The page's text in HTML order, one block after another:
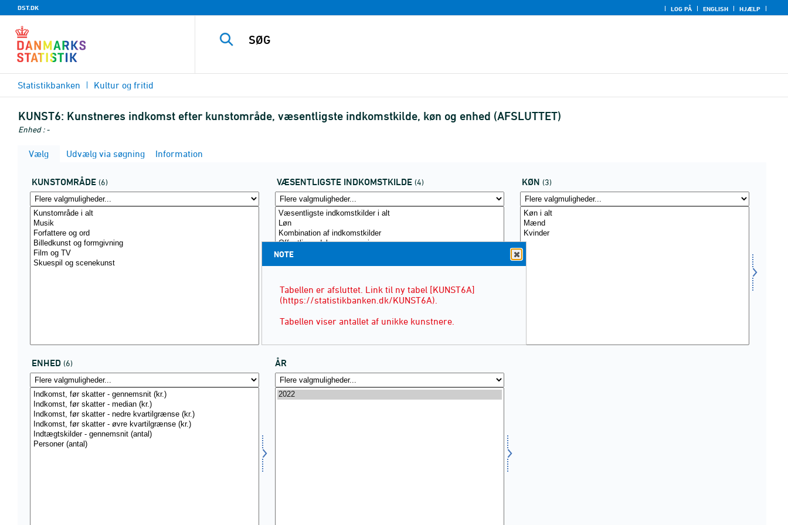
DST.DK LOG PÅ ENGLISH HJÆLP
Statistikbanken Kultur og fritid
KUNST6: Kunstneres indkomst efter kunstområde, væsentligste indkomstkilde, køn og enhed (AFSLUTTET)
Enhed : -
Vælg Udvælg via søgning Information
KUNSTOMRÅDE (6) VÆSENTLIGSTE INDKOMSTKILDE (4) KØN (3)
ENHED (6) ÅR
NOTE
Tabellen er afsluttet. Link til ny tabel [KUNST6A]
(https://statistikbanken.dk/KUNST6A).
Tabellen viser antallet af unikke kunstnere.